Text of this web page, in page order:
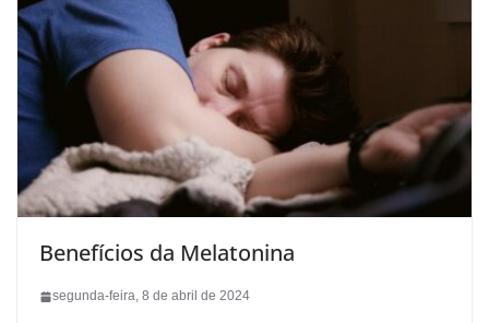
Benefícios da Melatonina
segunda-feira, 8 de abril de 2024